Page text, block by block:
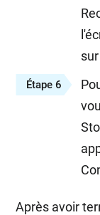
Étape 6
Après avoir